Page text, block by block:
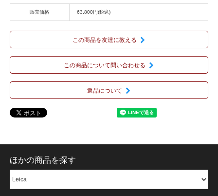
販売価格 63,800円(税込)
この商品を友達に教える
この商品について問い合わせる
返品について
ほかの商品を探す